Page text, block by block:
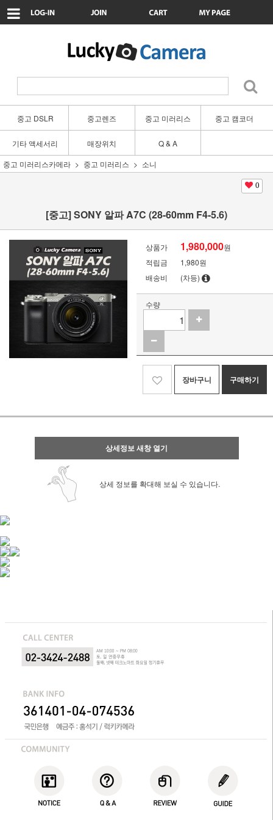
중고 DSLR 중고렌즈 중고 미러리스 중고 캠코더
기타 액세서리 매장위치
Q & A
중고 미러리스카메라
중고 미러리스 소니
0
[중고] SONY 알파 A7C (28-60mm F4-5.6)
상품가 1,980,000원
적립금
1,980원
배송비
(차등)
수량
장바구니 구매하기
상세정보 새창 열기
상세 정보를 확대해 보실 수 있습니다.